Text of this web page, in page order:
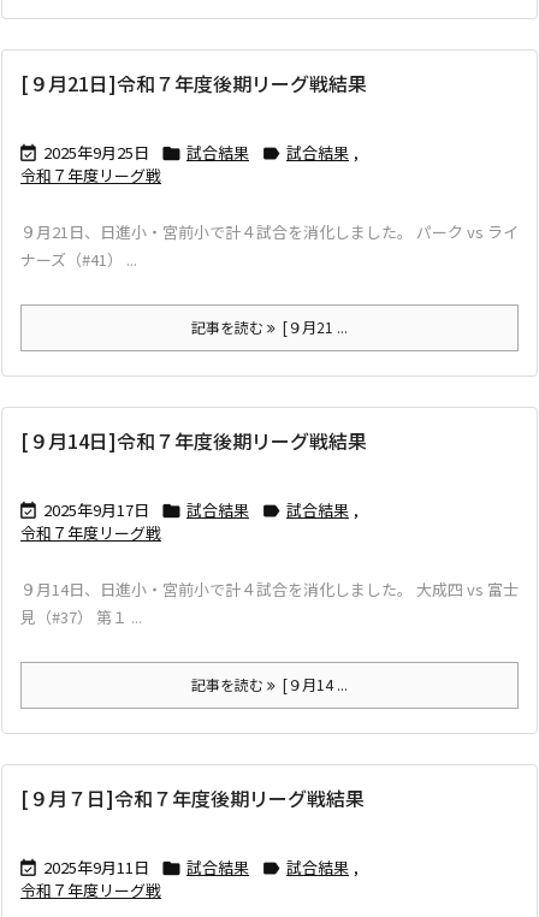
[９月21日]令和７年度後期リーグ戦結果
 2025年9月25日  試合結果  試合結果 ,
令和７年度リーグ戦
９月21日、日進小・宮前小で計４試合を消化しました。 パーク vs ライ
ナーズ（#41） ...
記事を読む [９月21 ...
[９月14日]令和７年度後期リーグ戦結果
 2025年9月17日  試合結果  試合結果 ,
令和７年度リーグ戦
９月14日、日進小・宮前小で計４試合を消化しました。 大成四 vs 富士
見（#37） 第１ ...
記事を読む [９月14 ...
[９月７日]令和７年度後期リーグ戦結果
 2025年9月11日  試合結果  試合結果 ,
令和７年度リーグ戦